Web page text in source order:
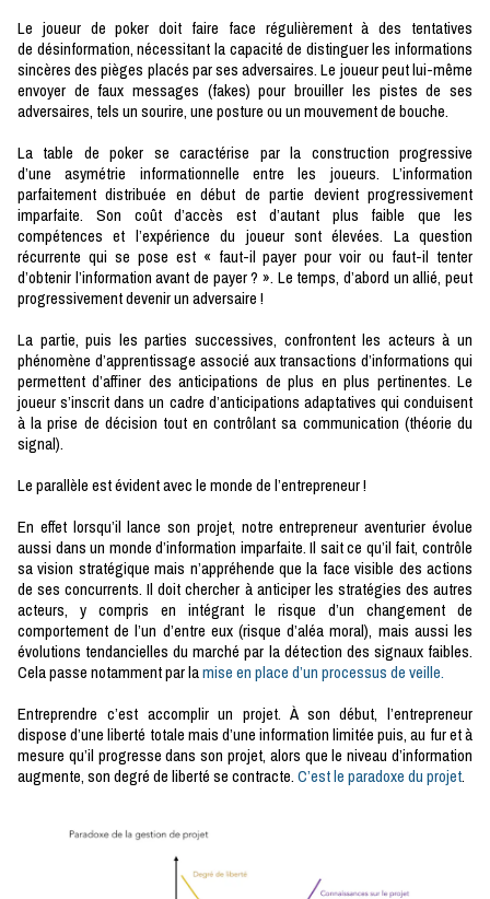
Le joueur de poker doit faire face régulièrement à des tentatives
de désinformation, nécessitant la capacité de distinguer les informations
sincères des pièges placés par ses adversaires. Le joueur peut lui-même
envoyer de faux messages (fakes) pour brouiller les pistes de ses
adversaires, tels un sourire, une posture ou un mouvement de bouche.
La table de poker se caractérise par la construction progressive
d’une asymétrie informationnelle entre les joueurs. L’information
parfaitement distribuée en début de partie devient progressivement
imparfaite. Son coût d’accès est d’autant plus faible que les
compétences et l’expérience du joueur sont élevées. La question
récurrente qui se pose est « faut-il payer pour voir ou faut-il tenter
d’obtenir l’information avant de payer ? ». Le temps, d’abord un allié, peut
progressivement devenir un adversaire !
La partie, puis les parties successives, confrontent les acteurs à un
phénomène d’apprentissage associé aux transactions d’informations qui
permettent d’affiner des anticipations de plus en plus pertinentes. Le
joueur s’inscrit dans un cadre d’anticipations adaptatives qui conduisent
à la prise de décision tout en contrôlant sa communication (théorie du
signal).
Le parallèle est évident avec le monde de l’entrepreneur !
En effet lorsqu’il lance son projet, notre entrepreneur aventurier évolue
aussi dans un monde d’information imparfaite. Il sait ce qu’il fait, contrôle
sa vision stratégique mais n’appréhende que la face visible des actions
de ses concurrents. Il doit chercher à anticiper les stratégies des autres
acteurs, y compris en intégrant le risque d’un changement de
comportement de l’un d’entre eux (risque d’aléa moral), mais aussi les
évolutions tendancielles du marché par la détection des signaux faibles.
Cela passe notamment par lamise en place d’un processus de veille.
Entreprendre c’est accomplir un projet. À son début, l’entrepreneur
dispose d’une liberté totale mais d’une information limitée puis, au fur et à
mesure qu’il progresse dans son projet, alors que le niveau d’information
augmente, son degré de liberté se contracte.C’est le paradoxe du projet.